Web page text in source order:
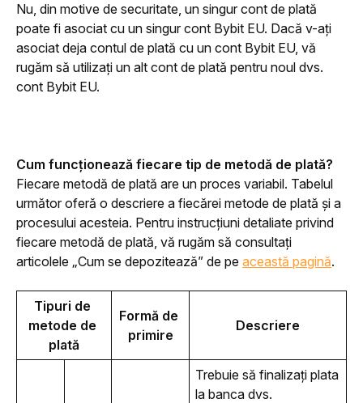
Nu, din motive de securitate, un singur cont de plată
poate fi asociat cu un singur cont Bybit EU. Dacă v-ați
asociat deja contul de plată cu un cont Bybit EU, vă
rugăm să utilizați un alt cont de plată pentru noul dvs.
cont Bybit EU.
Cum funcționează fiecare tip de metodă de plată?
Fiecare metodă de plată are un proces variabil. Tabelul
următor oferă o descriere a fiecărei metode de plată și a
procesului acesteia. Pentru instrucțiuni detaliate privind
fiecare metodă de plată, vă rugăm să consultați
articolele „Cum se depozitează” de pe această pagină.
Tipuri de
metode de
plată
Formă de
primire
Descriere
Trebuie să finalizați plata
la banca dvs.